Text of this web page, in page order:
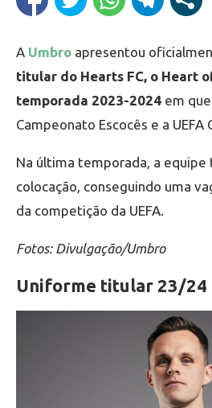
A Umbro apresentou
titular do Hearts FC, o Heart
temporada 2023-2024 em
Campeonato Escocês e a UEFA
Na última temporada, a equipe
colocação, conseguindo uma
da competição da UEFA.
Fotos: Divulgação/Umbro
Uniforme titular 23/24